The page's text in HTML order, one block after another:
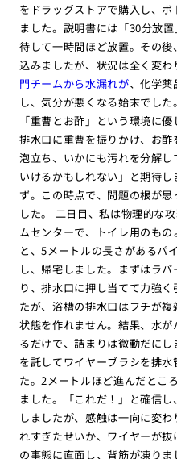
をドラッグストアで購入し、
ました。説明書には「30分放
待して一時間ほど放置。その
込みましたが、状況は全く変わ
門チームから水漏れが、化学
し、気分が悪くなる始末でし
「重曹とお酢」という環境に
排水口に重曹を振りかけ、お
泡立ち、いかにも汚れを分解
いけるかもしれない」と期待
ず。この時点で、問題の根が
した。 二日目、私は物理的な
ムセンターで、トイレ用のも
と、5メートルの長さがあるパ
し、帰宅しました。まずはラ
り、排水口に押し当てて力強
たが、浴槽の排水口はフチが
状態を作れません。結果、水
るだけで、詰まりは微動だに
を託してワイヤーブラシを排
た。2メートルほど進んだとこ
ました。「これだ！」と確信
しましたが、感触は一向に変
れすぎたせいか、ワイヤーが
の事態に直面し、背筋が凍り